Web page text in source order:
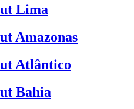
Lima
Amazonas
Atlântico
Bahia